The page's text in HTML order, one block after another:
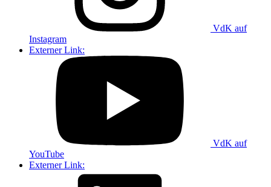
VdK auf
Instagram
Externer Link:
VdK auf
YouTube
Externer Link: